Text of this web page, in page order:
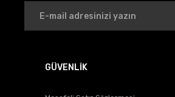
GÜVENLİK